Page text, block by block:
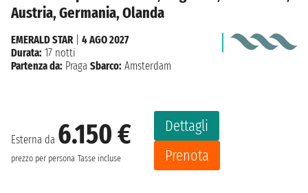
Austria, Germania, Olanda
Esterna da 6.150 €
prezzo per persona Tasse incluse
Dettagli
Prenota
EMERALD STAR| 4 AGO 2027
Durata: 17 notti
Partenza da: Praga Sbarco: Amsterdam